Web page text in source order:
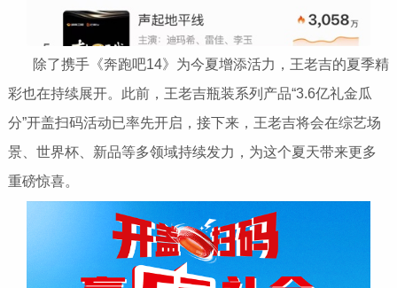
除了携手《奔跑吧14》为今夏增添活力，王老吉的夏季精
彩也在持续展开。此前，王老吉瓶装系列产品“3.6亿礼金瓜
分”开盖扫码活动已率先开启，接下来，王老吉将会在综艺场
景、世界杯、新品等多领域持续发力，为这个夏天带来更多
重磅惊喜。